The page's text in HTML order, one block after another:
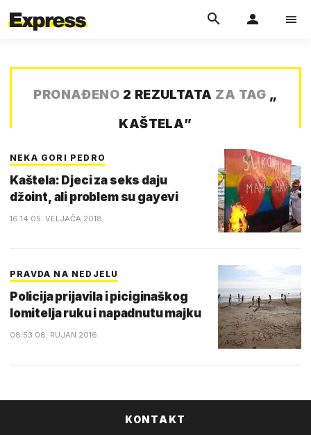
PRONAĐENO 2 REZULTATA ZA TAG „
KAŠTELA”
NEKA GORI PEDRO
Kaštela: Djeci za seks daju
džoint, ali problem su gayevi
16:14 05. VELJAČA 2018.
PRAVDA NA NEDJELU
Policija prijavila i piciginaškog
lomitelja ruku i napadnutu majku
08:53 08. RUJAN 2016.
KONTAKT